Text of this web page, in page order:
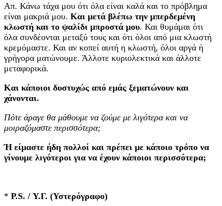
Απ. Κάνω τάχα μου ότι όλα είναι καλά και το πρόβλημα
είναι μακριά μου. Και μετά βλέπω την μπερδεμένη
κλωστή και το ψαλίδι μπροστά μου. Και θυμάμαι ότι
όλα συνδέονται μεταξύ τους και ότι όλοι από μια κλωστή
κρεμόμαστε. Και αν κοπεί αυτή η κλωστή, όλοι αργά ή
γρήγορα ματώνουμε. Άλλοτε κυριολεκτικά και άλλοτε
μεταφορικά.
Και κάποιοι δυστυχώς από εμάς ξεματώνουν και
χάνονται.
Πότε άραγε θα μάθουμε να ζούμε με λιγότερα και να
μοιραζόμαστε περισσότερα;
Ή είμαστε ήδη πολλοί και πρέπει με κάποιο τρόπο να
γίνουμε λιγότεροι για να έχουν κάποιοι περισσότερα;
* P.S. / Υ.Γ. (Υστερόγραφο)